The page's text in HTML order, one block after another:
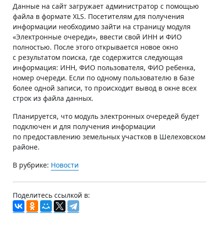
Данные на сайт загружает администратор с помощью
файла в формате XLS. Посетителям для получения
информации необходимо зайти на страницу модуля
«Электронные очереди», ввести свой ИНН и ФИО
полностью. После этого открывается новое окно
с результатом поиска, где содержится следующая
информация: ИНН, ФИО пользователя, ФИО ребенка,
номер очереди. Если по одному пользователю в базе
более одной записи, то происходит вывод в окне всех
строк из файла данных.
Планируется, что модуль электронных очередей будет
подключен и для получения информации
по предоставлению земельных участков в Шелеховском
районе.
В рубрике: Новости
Поделитесь ссылкой в: